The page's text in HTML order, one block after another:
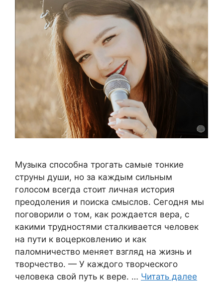
Музыка способна трогать самые тонкие
струны души, но за каждым сильным
голосом всегда стоит личная история
преодоления и поиска смыслов. Сегодня мы
поговорили о том, как рождается вера, с
какими трудностями сталкивается человек
на пути к воцерковлению и как
паломничество меняет взгляд на жизнь и
творчество. — У каждого творческого
человека свой путь к вере. … Читать далее